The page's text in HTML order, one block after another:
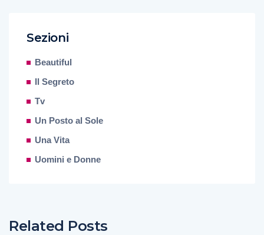
Sezioni
Beautiful
Il Segreto
Tv
Un Posto al Sole
Una Vita
Uomini e Donne
Related Posts